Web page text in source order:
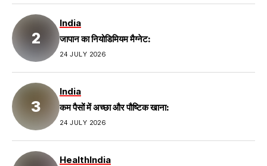
India
जापान का नियोडिमियम मैग्नेट:
24 JULY 2026
India
कम पैसों में अच्छा और पौष्टिक खाना:
24 JULY 2026
HealthIndia